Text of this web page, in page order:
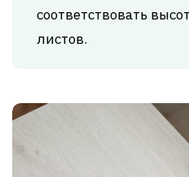
соответствовать
листов.